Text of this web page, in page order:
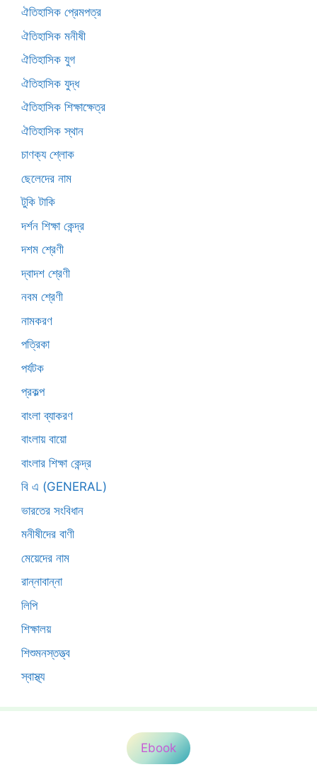
ঐতিহাসিক প্রেমপত্র
ঐতিহাসিক মনীষী
ঐতিহাসিক যুগ
ঐতিহাসিক যুদ্ধ
ঐতিহাসিক শিক্ষাক্ষেত্র
ঐতিহাসিক স্থান
চাণক্য শ্লোক
ছেলেদের নাম
টুকি টাকি
দর্শন শিক্ষা কেন্দ্র
দশম শ্রেণী
দ্বাদশ শ্রেণী
নবম শ্রেণী
নামকরণ
পত্রিকা
পর্যটক
প্রকল্প
বাংলা ব্যাকরণ
বাংলায় বায়ো
বাংলার শিক্ষা কেন্দ্র
বি এ (GENERAL)
ভারতের সংবিধান
মনীষীদের বাণী
মেয়েদের নাম
রান্নাবান্না
লিপি
শিক্ষালয়
শিশুমনস্তত্ত্ব
স্বাস্থ্য
Ebook